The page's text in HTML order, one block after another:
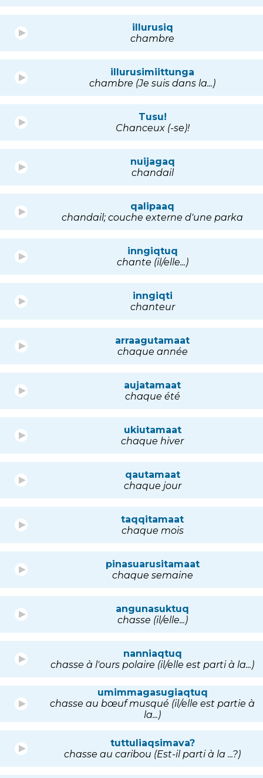
illurusiq
chambre
illurusimiittunga
chambre (Je suis dans la...)
Tusu!
Chanceux (-se)!
nuijagaq
chandail
qalipaaq
chandail; couche externe d'une parka
inngiqtuq
chante (il/elle...)
inngiqti
chanteur
arraagutamaat
chaque année
aujatamaat
chaque été
ukiutamaat
chaque hiver
qautamaat
chaque jour
taqqitamaat
chaque mois
pinasuarusitamaat
chaque semaine
angunasuktuq
chasse (il/elle...)
nanniaqtuq
chasse à l'ours polaire (il/elle est parti à la...)
umimmagasugiaqtuq
chasse au bœuf musqué (il/elle est partie à
la...)
tuttuliaqsimava?
chasse au caribou (Est-il parti à la ...?)